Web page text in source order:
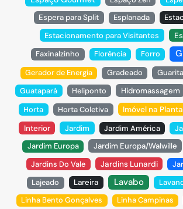
Espera para Split
Esplanada
Estacionamento para Visitantes
Faxinalzinho
Florência Forro
Gerador de Energia Gradeado Guarita
Guatapará
Heliponto Hidromassagem
Horta
Horta Coletiva Imóvel na Planta
Interior Jardim Jardim América
Jardim Europa
Jardim Europa/Walwille
Jardins Do Vale
Jardins Lunardi
Lajeado
Lareira Lavabo
Linha Bento Gonçalves
Linha Campinas